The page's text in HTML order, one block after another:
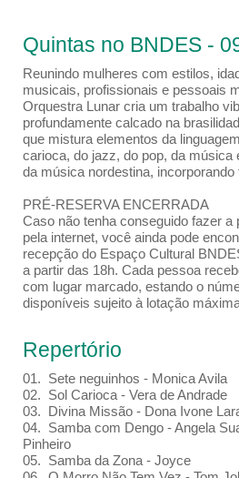
Quintas no BNDES -
Reunindo mulheres com estilos,
musicais, profissionais e pessoais
Orquestra Lunar cria um trabalho
profundamente calcado na
que mistura elementos da
carioca, do jazz, do pop, da música
da música nordestina, incorporando
PRÉ-RESERVA ENCERRADA
Caso não tenha conseguido fazer a
pela internet, você ainda pode
recepção do Espaço Cultural
a partir das 18h. Cada pessoa
com lugar marcado, estando o
disponíveis sujeito à lotação
Repertório
01. Sete neguinhos - Monica Avila
02. Sol Carioca - Vera de Andrade
03. Divina Missão - Dona Ivone
04. Samba com Dengo - Angela
Pinheiro
05. Samba da Zona - Joyce